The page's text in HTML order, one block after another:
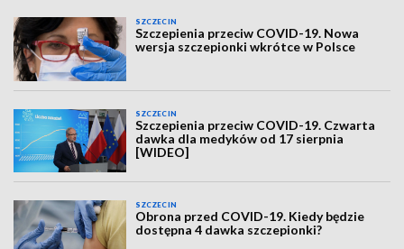
SZCZECIN
Szczepienia przeciw COVID-19. Nowa
wersja szczepionki wkrótce w Polsce
SZCZECIN
Szczepienia przeciw COVID-19. Czwarta
dawka dla medyków od 17 sierpnia
[WIDEO]
SZCZECIN
Obrona przed COVID-19. Kiedy będzie
dostępna 4 dawka szczepionki?